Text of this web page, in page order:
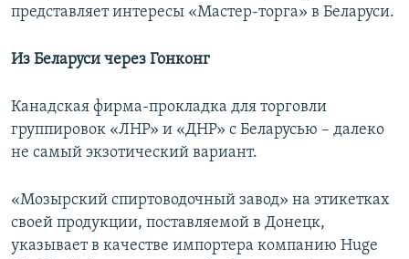
представляет интересы «Мастер-торга» в Беларуси.
Из Беларуси через Гонконг
Канадская фирма-прокладка для торговли
группировок «ЛНР» и «ДНР» с Беларусью – далеко
не самый экзотический вариант.
«Мозырский спиртоводочный завод» на этикетках
своей продукции, поставляемой в Донецк,
указывает в качестве импортера компанию Huge